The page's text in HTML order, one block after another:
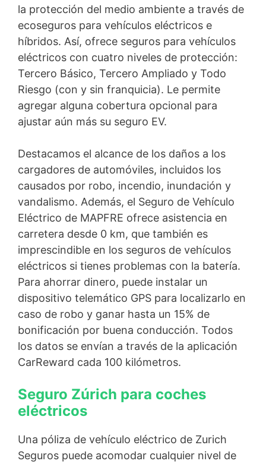
la protección del medio ambiente a través de
ecoseguros para vehículos eléctricos e
híbridos. Así, ofrece seguros para vehículos
eléctricos con cuatro niveles de protección:
Tercero Básico, Tercero Ampliado y Todo
Riesgo (con y sin franquicia). Le permite
agregar alguna cobertura opcional para
ajustar aún más su seguro EV.
Destacamos el alcance de los daños a los
cargadores de automóviles, incluidos los
causados ​​por robo, incendio, inundación y
vandalismo. Además, el Seguro de Vehículo
Eléctrico de MAPFRE ofrece asistencia en
carretera desde 0 km, que también es
imprescindible en los seguros de vehículos
eléctricos si tienes problemas con la batería.
Para ahorrar dinero, puede instalar un
dispositivo telemático GPS para localizarlo en
caso de robo y ganar hasta un 15% de
bonificación por buena conducción. Todos
los datos se envían a través de la aplicación
CarReward cada 100 kilómetros.
Seguro Zúrich para coches
eléctricos
Una póliza de vehículo eléctrico de Zurich
Seguros puede acomodar cualquier nivel de